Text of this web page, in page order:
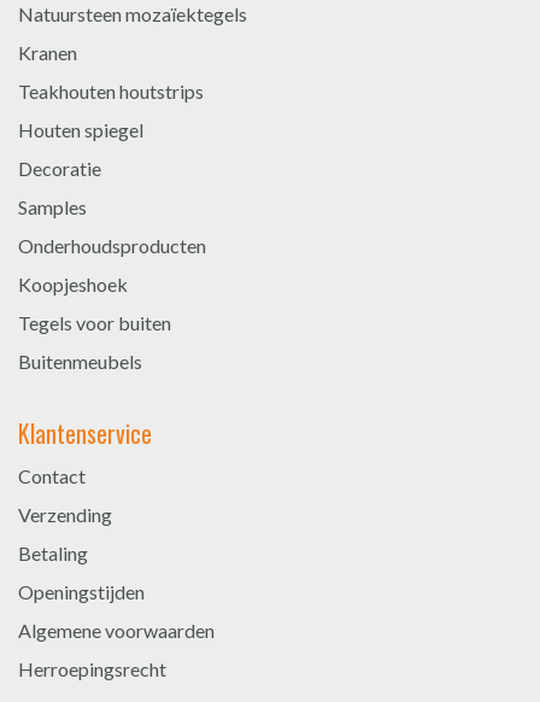
Natuursteen mozaïektegels
Kranen
Teakhouten houtstrips
Houten spiegel
Decoratie
Samples
Onderhoudsproducten
Koopjeshoek
Tegels voor buiten
Buitenmeubels
Klantenservice
Contact
Verzending
Betaling
Openingstijden
Algemene voorwaarden
Herroepingsrecht